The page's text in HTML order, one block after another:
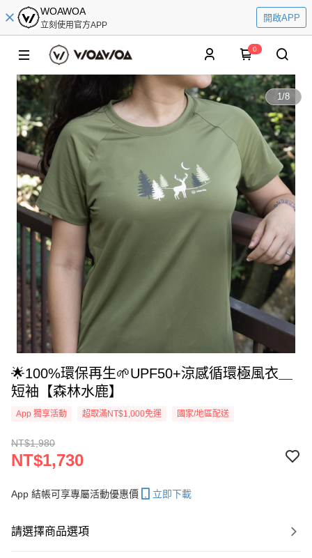
WOAWOA
立刻使用官方APP
開啟APP
0
1/8
🌟100%環保再生🌱UPF50+涼感循環極風衣＿
短袖【森林水鹿】
App 獨享活動 超取滿NT$1,000免運 國家/地區配送
NT$1,980
NT$1,730
App 結帳可享專屬活動優惠價 立即下載
請選擇商品選項